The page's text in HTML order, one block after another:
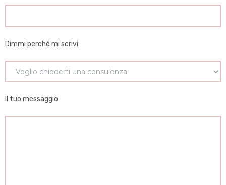
Dimmi perché mi scrivi
Il tuo messaggio